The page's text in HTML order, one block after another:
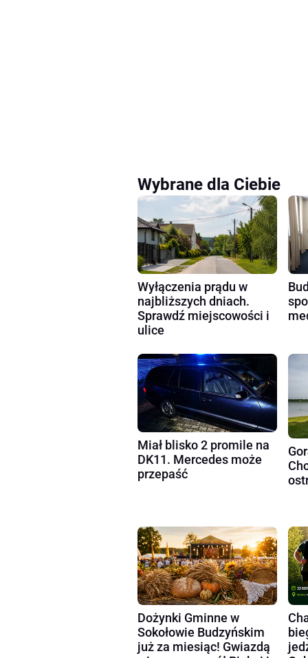
Wybrane dla Ciebie
Wyłączenia prądu w
najbliższych dniach.
Sprawdź miejscowości i
ulice
Miał blisko 2 promile na
DK11. Mercedes może
przepaść
Dożynki Gminne w
Sokołowie Budzyńskim
już za miesiąc! Gwiazdą